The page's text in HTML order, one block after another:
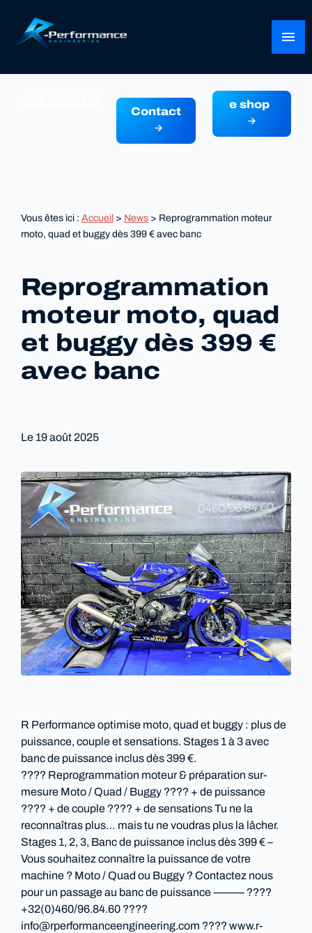
menu
Contact
e shop
Vous êtes ici : Accueil> News> Reprogrammation moteur
moto, quad et buggy dès 399 € avec banc
Reprogrammation
moteur moto, quad
et buggy dès 399 €
avec banc
Le 19 août 2025
R Performance optimise moto, quad et buggy : plus de
puissance, couple et sensations. Stages 1 à 3 avec
banc de puissance inclus dès 399 €.
???? Reprogrammation moteur & préparation sur-
mesure Moto / Quad / Buggy ???? + de puissance
???? + de couple ???? + de sensations Tu ne la
reconnaîtras plus… mais tu ne voudras plus la lâcher.
Stages 1, 2, 3, Banc de puissance inclus dès 399 € –
Vous souhaitez connaître la puissance de votre
machine ? Moto / Quad ou Buggy ? Contactez nous
pour un passage au banc de puissance ⸻ ????
+32(0)460/96.84.60 ????
info@rperformanceengineering.com ???? www.r-